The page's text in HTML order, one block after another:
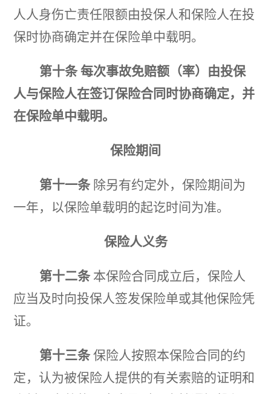
人人身伤亡责任限额由投保人和保险人在投
保时协商确定并在保险单中载明。
第十条 每次事故免赔额（率）由投保
人与保险人在签订保险合同时协商确定，并
在保险单中载明。
保险期间
第十一条 除另有约定外，保险期间为
一年，以保险单载明的起讫时间为准。
保险人义务
第十二条 本保险合同成立后，保险人
应当及时向投保人签发保险单或其他保险凭
证。
第十三条 保险人按照本保险合同的约
定，认为被保险人提供的有关索赔的证明和